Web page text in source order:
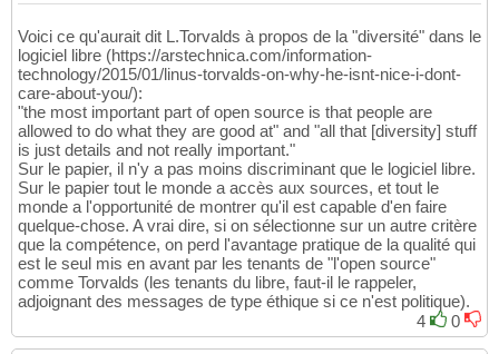
Voici ce qu'aurait dit L.Torvalds à propos de la "diversité" dans le
logiciel libre (https://arstechnica.com/information-
technology/2015/01/linus-torvalds-on-why-he-isnt-nice-i-dont-
care-about-you/):
"the most important part of open source is that people are
allowed to do what they are good at" and "all that [diversity] stuff
is just details and not really important."
Sur le papier, il n'y a pas moins discriminant que le logiciel libre.
Sur le papier tout le monde a accès aux sources, et tout le
monde a l'opportunité de montrer qu'il est capable d'en faire
quelque-chose. A vrai dire, si on sélectionne sur un autre critère
que la compétence, on perd l'avantage pratique de la qualité qui
est le seul mis en avant par les tenants de "l'open source"
comme Torvalds (les tenants du libre, faut-il le rappeler,
adjoignant des messages de type éthique si ce n'est politique).
4
0